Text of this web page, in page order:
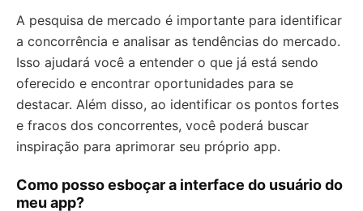
A pesquisa de mercado é importante para identificar
a concorrência e analisar as tendências do mercado.
Isso ajudará você a entender o que já está sendo
oferecido e encontrar oportunidades para se
destacar. Além disso, ao identificar os pontos fortes
e fracos dos concorrentes, você poderá buscar
inspiração para aprimorar seu próprio app.
Como posso esboçar a interface do usuário do
meu app?